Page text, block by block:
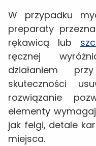
W przypadku
preparaty
rękawicą lub
ręcznej
działaniem
skuteczności
rozwiązanie
elementy
jak felgi, detale
miejsca.